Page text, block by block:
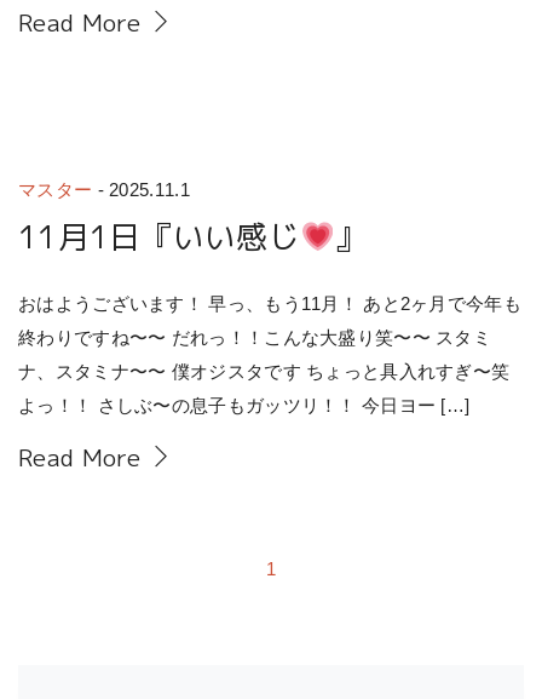
Read More
マスター - 2025.11.1
11月1日『いい感じ 』
おはようございます！ 早っ、もう11月！ あと2ヶ月で今年も
終わりですね〜〜 だれっ！！こんな大盛り笑〜〜 スタミ
ナ、スタミナ〜〜 僕オジスタです ちょっと具入れすぎ〜笑
よっ！！ さしぶ〜の息子もガッツリ！！ 今日ヨー […]
Read More
1